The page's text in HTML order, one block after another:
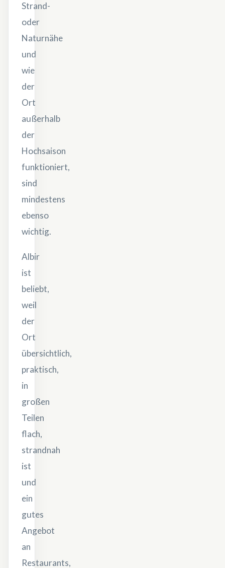
Strand-
oder
Naturnähe
und
wie
der
Ort
außerhalb
der
Hochsaison
funktioniert,
sind
mindestens
ebenso
wichtig.
Albir
ist
beliebt,
weil
der
Ort
übersichtlich,
praktisch,
in
großen
Teilen
flach,
strandnah
ist
und
ein
gutes
Angebot
an
Restaurants,